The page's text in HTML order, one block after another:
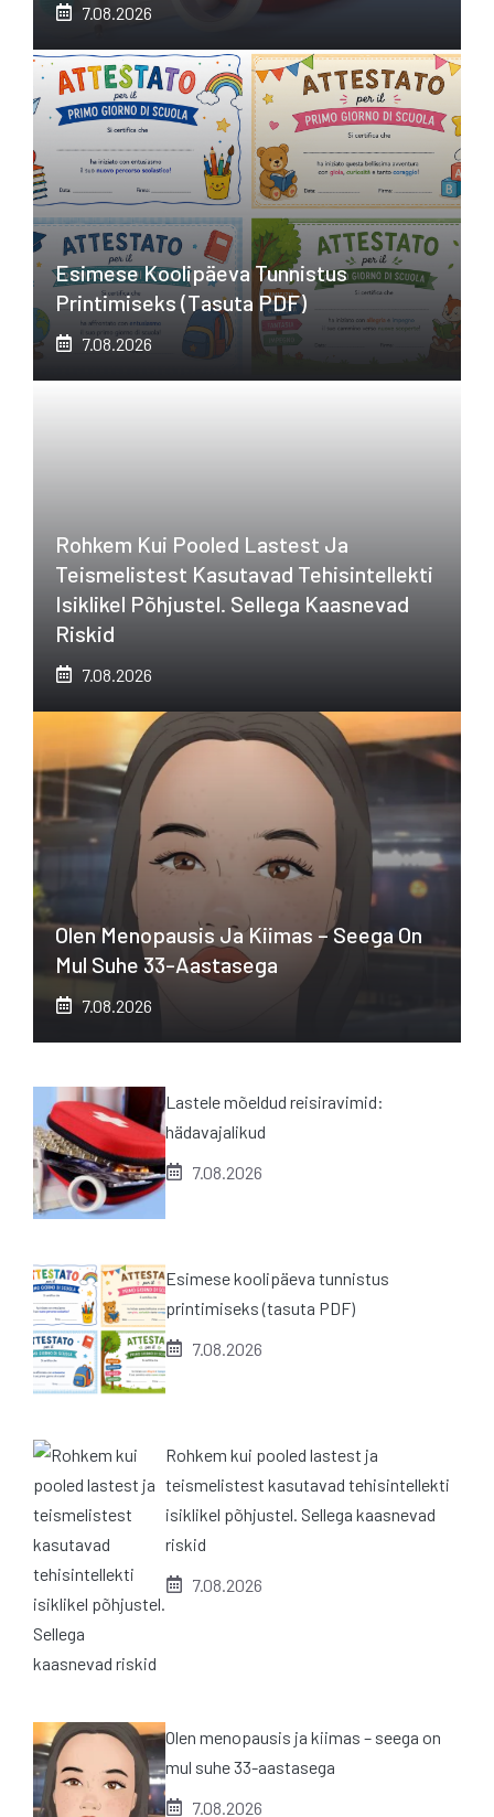
7.08.2026
Esimese Koolipäeva Tunnistus
Printimiseks (tasuta PDF)
7.08.2026
Rohkem Kui Pooled Lastest Ja
Teismelistest Kasutavad Tehisintellekti
Isiklikel Põhjustel. Sellega Kaasnevad
Riskid
7.08.2026
Olen Menopausis Ja Kiimas – Seega On
Mul Suhe 33-Aastasega
7.08.2026
Lastele mõeldud reisiravimid:
hädavajalikud
7.08.2026
Esimese koolipäeva tunnistus
printimiseks (tasuta PDF)
7.08.2026
Rohkem kui pooled lastest ja
teismelistest kasutavad tehisintellekti
isiklikel põhjustel. Sellega kaasnevad
riskid
7.08.2026
Olen menopausis ja kiimas – seega on
mul suhe 33-aastasega
7.08.2026